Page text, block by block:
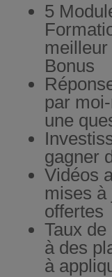
5
Bonus
par
une
gagner
Vidéos
mises à
offertes
Taux
à des
à